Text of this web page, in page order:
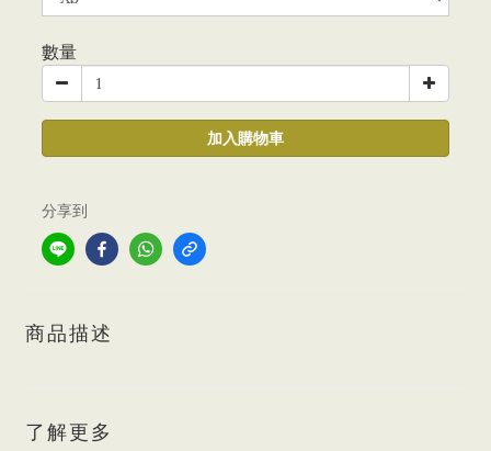
數量
加入購物車
分享到
商品描述
了解更多